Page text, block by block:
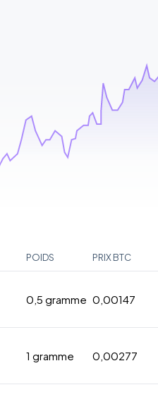
POIDS PRIX BTC
0,5 gramme 0,00147
1 gramme 0,00277